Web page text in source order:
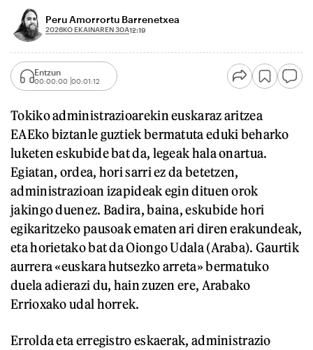
Peru Amorrortu Barrenetxea
2026KO EKAINAREN 30A12:19
Entzun
00:00:00 00:01:12
Tokiko administrazioarekin euskaraz aritzea
EAEko biztanle guztiek bermatuta eduki beharko
luketen eskubide bat da, legeak hala onartua.
Egiatan, ordea, hori sarri ez da betetzen,
administrazioan izapideak egin dituen orok
jakingo duenez. Badira, baina, eskubide hori
egikaritzeko pausoak ematen ari diren erakundeak,
eta horietako bat da Oiongo Udala (Araba). Gaurtik
aurrera «euskara hutsezko arreta» bermatuko
duela adierazi du, hain zuzen ere, Arabako
Errioxako udal horrek.
Errolda eta erregistro eskaerak, administrazio